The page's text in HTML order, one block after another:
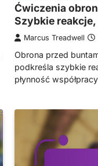
Ćwiczenia
Szybkie reakcje,
Marcus Treadwell
Obrona przed
podkreśla szybkie
płynność